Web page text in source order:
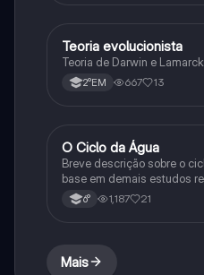
Biologia
Teoria evolucionista
Teoria de Darwin e Lamarck
2°EM 667 13
Química
O Ciclo da Água
Breve descrição sobre o
base em demais estudos
6° 1,187 21
Mais